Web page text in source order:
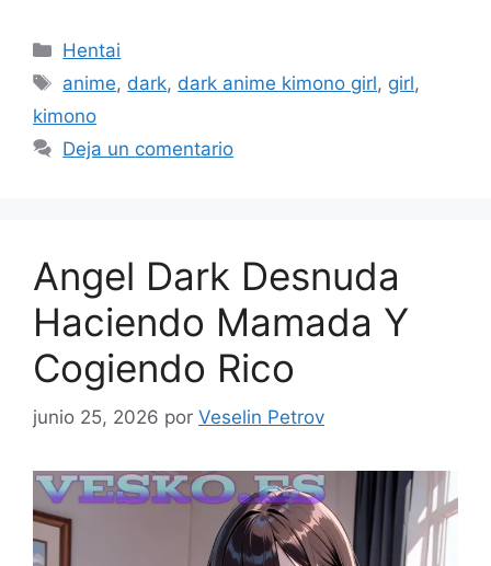
Categorías
Hentai
Etiquetas
anime, dark, dark anime kimono girl, girl,
kimono
Deja un comentario
Angel Dark Desnuda
Haciendo Mamada Y
Cogiendo Rico
junio 25, 2026 por Veselin Petrov